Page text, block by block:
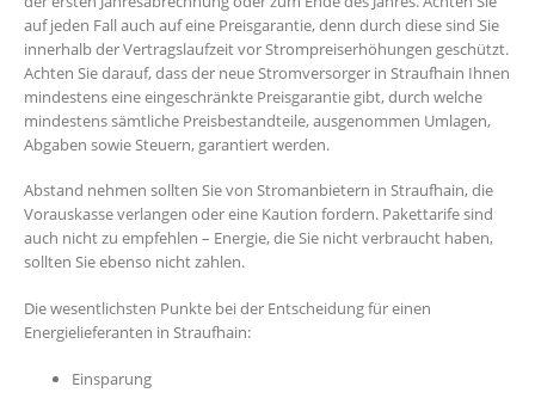
auf jeden Fall auch auf eine Preisgarantie, denn durch diese sind Sie
innerhalb der Vertragslaufzeit vor Strompreiserhöhungen geschützt.
Achten Sie darauf, dass der neue Stromversorger in Straufhain Ihnen
mindestens eine eingeschränkte Preisgarantie gibt, durch welche
mindestens sämtliche Preisbestandteile, ausgenommen Umlagen,
Abgaben sowie Steuern, garantiert werden.
Abstand nehmen sollten Sie von Stromanbietern in Straufhain, die
Vorauskasse verlangen oder eine Kaution fordern. Pakettarife sind
auch nicht zu empfehlen – Energie, die Sie nicht verbraucht haben,
sollten Sie ebenso nicht zahlen.
Die wesentlichsten Punkte bei der Entscheidung für einen
Energielieferanten in Straufhain:
Einsparung